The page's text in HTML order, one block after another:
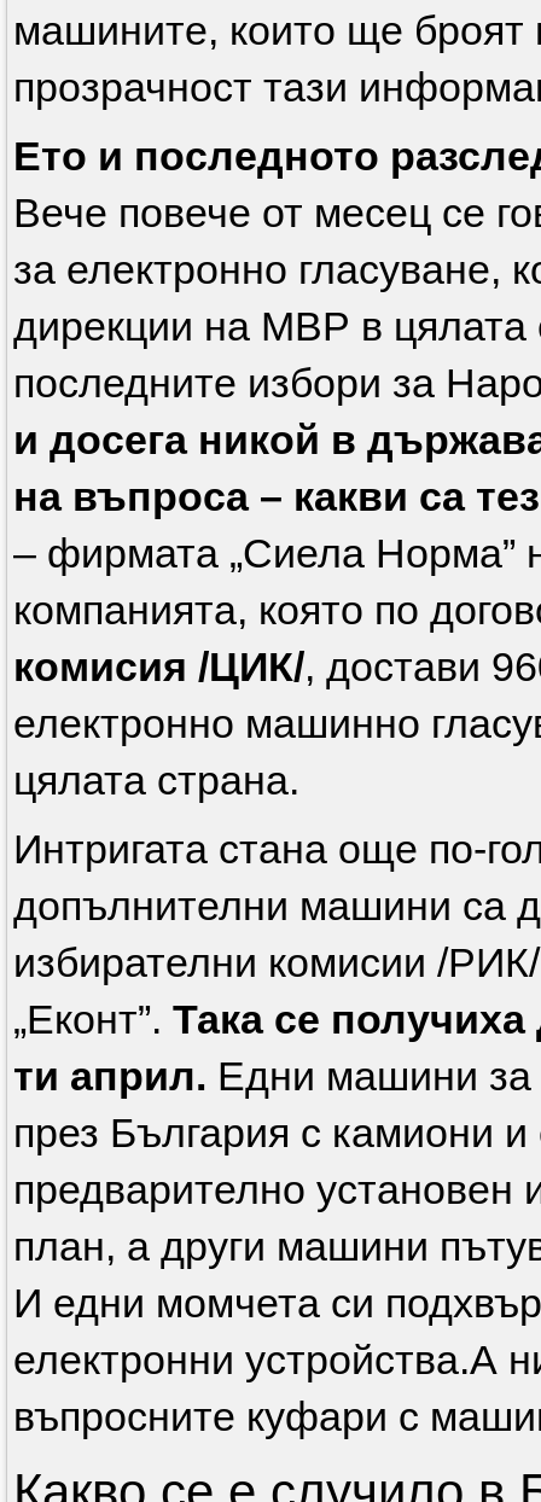
машините, които ще
прозрачност тази
Ето и последното
Вече повече от месец се
за електронно гласуване,
дирекции на МВР в цялата
последните избори за
и досега никой в
на въпроса – какви са
– фирмата „Сиела Норма”
компанията, която по
комисия /ЦИК/, достави
електронно машинно
цялата страна.
Интригата стана още по-
допълнителни машини са
избирателни комисии /
„Еконт”. Така се
ти април. Едни машини за
през България с камиони
предварително установен
план, а други машини
И едни момчета си
електронни устройства.А
въпросните куфари с